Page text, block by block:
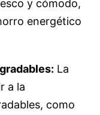
y cómodo,
energético
La
a la
como